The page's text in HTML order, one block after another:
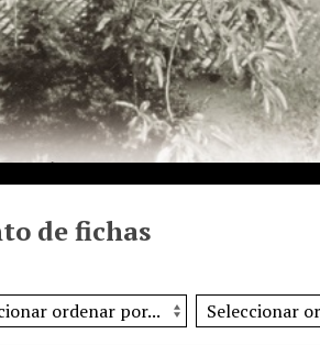
de fichas